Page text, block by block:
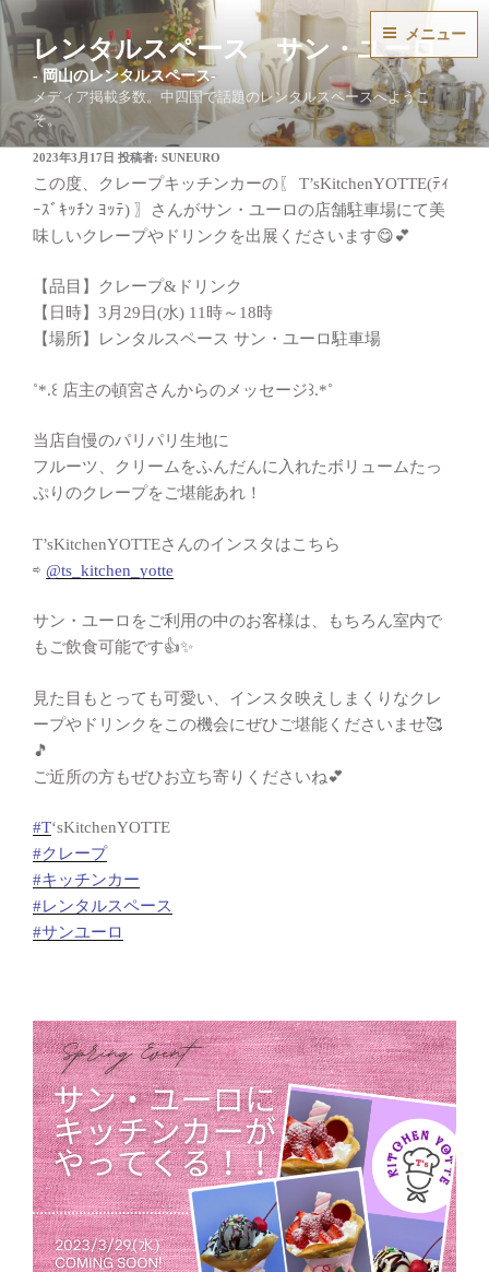
コ
ン
テ
ン
ツ
へ
レンタルスペース サン・ユーロ
メディア掲載多数。中四国で話題のレンタルスペースへようこ
そ。
メニュー
投
稿
日:
2023年3月17日 投稿者: SUNEURO
この度、クレープキッチンカーの〖 T’sKitchenYOTTE(ﾃｨ
ｰｽﾞｷｯﾁﾝ ﾖｯﾃ) 〗さんがサン・ユーロの店舗駐車場にて美
味しいクレープやドリンクを出展くださいます😋💕
【品目】クレープ&ドリンク
【日時】3月29日(水) 11時～18時
【場所】レンタルスペース サン・ユーロ駐車場
˚*.꒰ 店主の頓宮さんからのメッセージ꒱.*˚
当店自慢のパリパリ生地に
フルーツ、クリームをふんだんに入れたボリュームたっ
ぷりのクレープをご堪能あれ！
T’sKitchenYOTTEさんのインスタはこちら
⇨ @ts_kitchen_yotte
サン・ユーロをご利用の中のお客様は、もちろん室内で
もご飲食可能です👍️✨
見た目もとっても可愛い、インスタ映えしまくりなクレ
ープやドリンクをこの機会にぜひご堪能くださいませ🥰
🎵
ご近所の方もぜひお立ち寄りくださいね💕
#T‘sKitchenYOTTE
#クレープ
#キッチンカー
#レンタルスペース
#サンユーロ